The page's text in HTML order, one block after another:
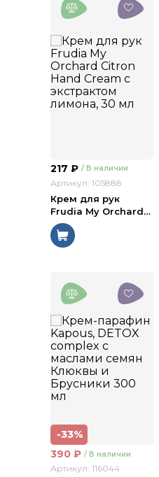
217 ₽ / В наличии
Артикул: 105888
Крем для рук
Frudia My Orchard…
-33%
390 ₽ / В наличии
Артикул: 116044